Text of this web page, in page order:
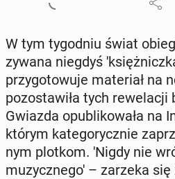
W tym ty­go­dniu świat
zy­wa­na niegdyś
przy­go­to­wu­je ma­te­riał na
po­zo­sta­wi­ła tych re­we­la­cji
Gwiazda opu­bli­ko­wa­ła na
którym ka­te­go­rycz­nie
nym plotkom. 'Nigdy nie
mu­zycz­ne­go' – zarzeka